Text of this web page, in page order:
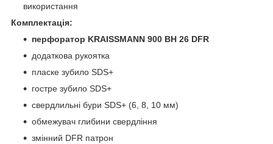
використання
Комплектація:
перфоратор KRAISSMANN 900 BH 26 DFR
додаткова рукоятка
пласке зубило SDS+
гостре зубило SDS+
свердлильні бури SDS+ (6, 8, 10 мм)
обмежувач глибини свердління
змінний DFR патрон